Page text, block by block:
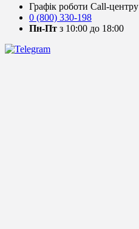
Графік роботи Call-центру
0 (800) 330-198
Пн-Пт з 10:00 до 18:00